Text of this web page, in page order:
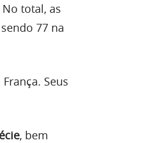
total, as
sendo 77 na
Seus
, bem